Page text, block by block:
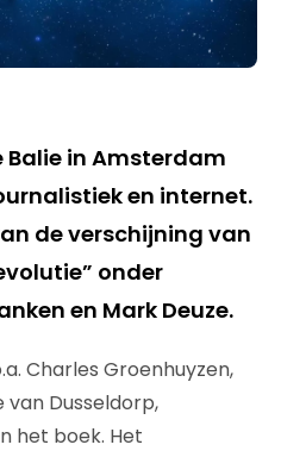
Balie in Amsterdam
en internet.
de verschijning van
onder
en Mark Deuze.
Charles Groenhuyzen,
van Dusseldorp,
het boek. Het